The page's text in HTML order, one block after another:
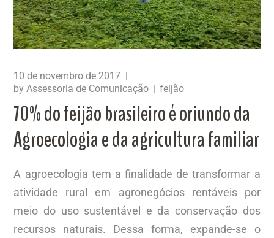
10 de novembro de 2017
byAssessoria de Comunicação feijão
70% do feijão brasileiro é oriundo da
Agroecologia e da agricultura familiar
A agroecologia tem a finalidade de transformar a
atividade rural em agronegócios rentáveis por
meio do uso sustentável e da conservação dos
recursos naturais. Dessa forma, expande-se o